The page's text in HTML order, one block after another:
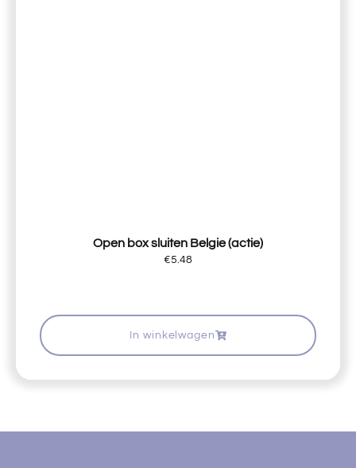
Open box sluiten Belgie (actie)
€5.48
In winkelwagen